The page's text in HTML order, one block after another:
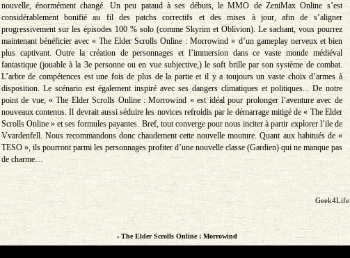
nouvelle, énormément changé. Un peu pataud à ses débuts, le MMO de ZeniMax Online s’est
considérablement bonifié au fil des patchs correctifs et des mises à jour, afin de s’aligner
progressivement sur les épisodes 100 % solo (comme Skyrim et Oblivion). Le sachant, vous pourrez
maintenant bénéficier avec « The Elder Scrolls Online : Morrowind » d’un gameplay nerveux et bien
plus captivant. Outre la création de personnages et l’immersion dans ce vaste monde médiéval
fantastique (jouable à la 3e personne ou en vue subjective,) le soft brille par son système de combat.
L’arbre de compétences est une fois de plus de la partie et il y a toujours un vaste choix d’armes à
disposition. Le scénario est également inspiré avec ses dangers climatiques et politiques... De notre
point de vue, « The Elder Scrolls Online : Morrowind » est idéal pour prolonger l’aventure avec de
nouveaux contenus. Il devrait aussi séduire les novices refroidis par le démarrage mitigé de « The Elder
Scrolls Online » et ses formules payantes. Bref, tout converge pour nous inciter à partir explorer l’ile de
Vvardenfell. Nous recommandons donc chaudement cette nouvelle mouture. Quant aux habitués de «
TESO », ils pourront parmi les personnages profiter d’une nouvelle classe (Gardien) qui ne manque pas
de charme…
Geek4Life
› The Elder Scrolls Online : Morrowind